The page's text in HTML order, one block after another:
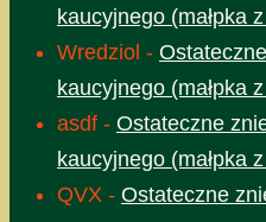
kaucyjnego (małpka
Wredziol -
kaucyjnego (małpka
asdf - Ostateczne
kaucyjnego (małpka
QVX - Ostateczne